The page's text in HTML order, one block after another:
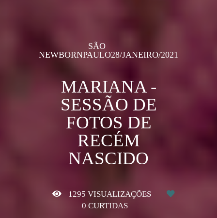
NEWBORN
SÃO
PAULO28/JANEIRO/2021
MARIANA -
SESSÃO DE
FOTOS DE
RECÉM
NASCIDO
1295 VISUALIZAÇÕES
0 CURTIDAS